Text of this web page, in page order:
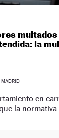
la
en
la normativa